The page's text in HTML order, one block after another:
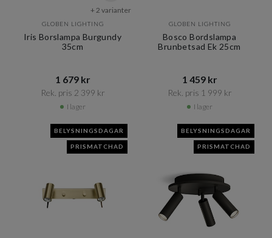
+ 2 varianter
GLOBEN LIGHTING
Iris Borslampa Burgundy
35cm
1 679 kr​​
Rek. pris 2 399 kr​​
I lager
GLOBEN LIGHTING
Bosco Bordslampa
Brunbetsad Ek 25cm
1 459 kr​​
Rek. pris 1 999 kr​​
I lager
BELYSNINGSDAGAR
PRISMATCHAD
BELYSNINGSDAGAR
PRISMATCHAD